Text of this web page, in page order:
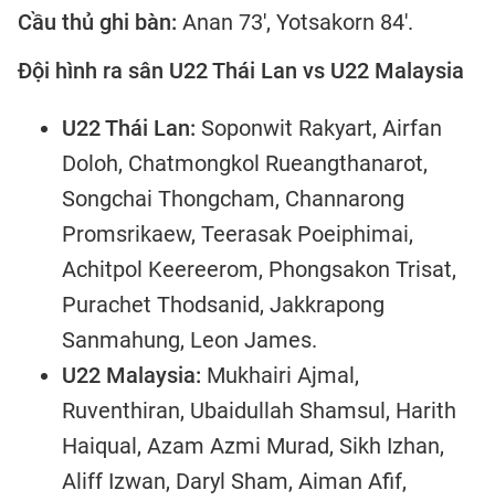
Cầu thủ ghi bàn: Anan 73', Yotsakorn 84'.
Đội hình ra sân U22 Thái Lan vs U22 Malaysia
U22 Thái Lan: Soponwit Rakyart, Airfan
Doloh, Chatmongkol Rueangthanarot,
Songchai Thongcham, Channarong
Promsrikaew, Teerasak Poeiphimai,
Achitpol Keereerom, Phongsakon Trisat,
Purachet Thodsanid, Jakkrapong
Sanmahung, Leon James.
U22 Malaysia: Mukhairi Ajmal,
Ruventhiran, Ubaidullah Shamsul, Harith
Haiqual, Azam Azmi Murad, Sikh Izhan,
Aliff Izwan, Daryl Sham, Aiman Afif,